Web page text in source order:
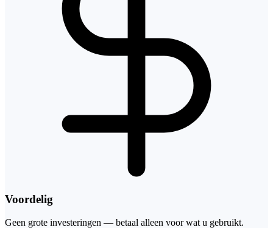
Voordelig
Geen grote investeringen — betaal alleen voor wat u gebruikt.